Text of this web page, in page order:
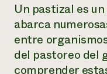
Un pastizal es
abarca
entre
del pastoreo del
comprender